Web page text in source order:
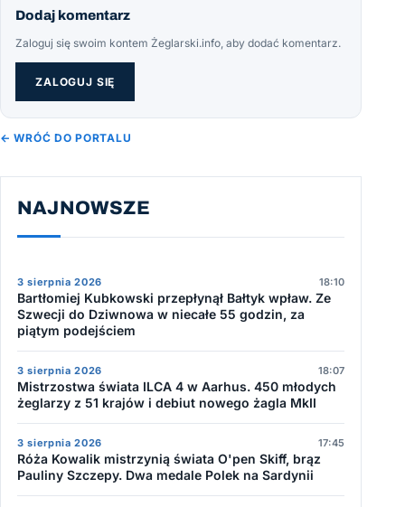
Dodaj komentarz
Zaloguj się swoim kontem Żeglarski.info, aby dodać komentarz.
ZALOGUJ SIĘ
← WRÓĆ DO PORTALU
NAJNOWSZE
3 sierpnia 2026 18:10
Bartłomiej Kubkowski przepłynął Bałtyk wpław. Ze
Szwecji do Dziwnowa w niecałe 55 godzin, za
piątym podejściem
3 sierpnia 2026 18:07
Mistrzostwa świata ILCA 4 w Aarhus. 450 młodych
żeglarzy z 51 krajów i debiut nowego żagla MkII
3 sierpnia 2026 17:45
Róża Kowalik mistrzynią świata O'pen Skiff, brąz
Pauliny Szczepy. Dwa medale Polek na Sardynii